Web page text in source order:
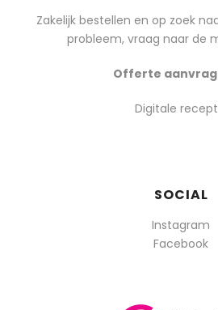
Zakelijk bestellen en op zoek
probleem, vraag naar de
Offerte
Digitale
SOCIAL
Instagram
Facebook